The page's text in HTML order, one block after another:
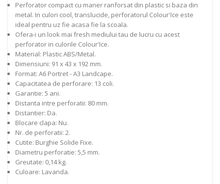
Perforator compact cu maner ranforsat din plastic si baza din
metal. In culori cool, translucide, perforatorul Colour'Ice este
ideal pentru uz fie acasa fie la scoala.
Ofera-i un look mai fresh mediului tau de lucru cu acest
perforator in culorile Colour'Ice.
Material: Plastic ABS/Metal.
Dimensiuni: 91 x 43 x 192 mm.
Format: A6 Portret - A3 Landcape.
Capacitatea de perforare: 13 coli.
Garantie: 5 ani.
Distanta intre perforatii: 80 mm.
Distantier: Da.
Blocare clapa: Nu.
Nr. de perforatii: 2.
Cutite: Burghie Solide Fixe.
Diametru perforatie: 5,5 mm.
Greutate: 0,14 kg.
Culoare: Lavanda.